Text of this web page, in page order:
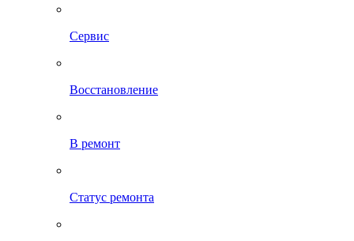
Сервис
Восстановление
В ремонт
Статус ремонта